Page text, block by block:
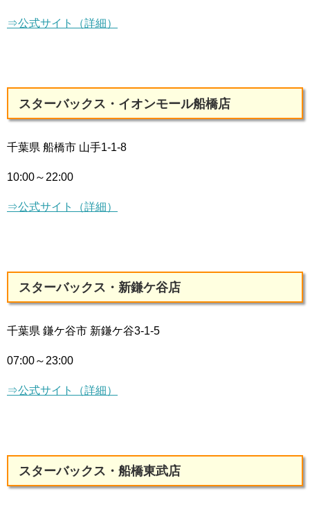
⇒公式サイト（詳細）
スターバックス・イオンモール船橋店
千葉県 船橋市 山手1-1-8
10:00～22:00
⇒公式サイト（詳細）
スターバックス・新鎌ケ谷店
千葉県 鎌ケ谷市 新鎌ケ谷3-1-5
07:00～23:00
⇒公式サイト（詳細）
スターバックス・船橋東武店